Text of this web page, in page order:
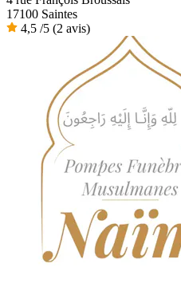
17100 Saintes
4,5 /5 (2 avis)